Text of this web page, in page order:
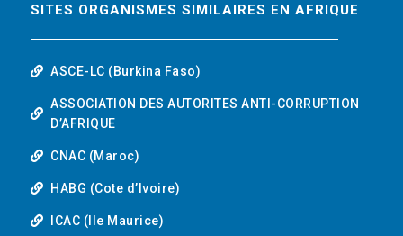
SITES ORGANISMES SIMILAIRES EN AFRIQUE
ASCE-LC (Burkina Faso)
ASSOCIATION DES AUTORITES ANTI-CORRUPTION
D’AFRIQUE
CNAC (Maroc)
HABG (Cote d’Ivoire)
ICAC (Ile Maurice)